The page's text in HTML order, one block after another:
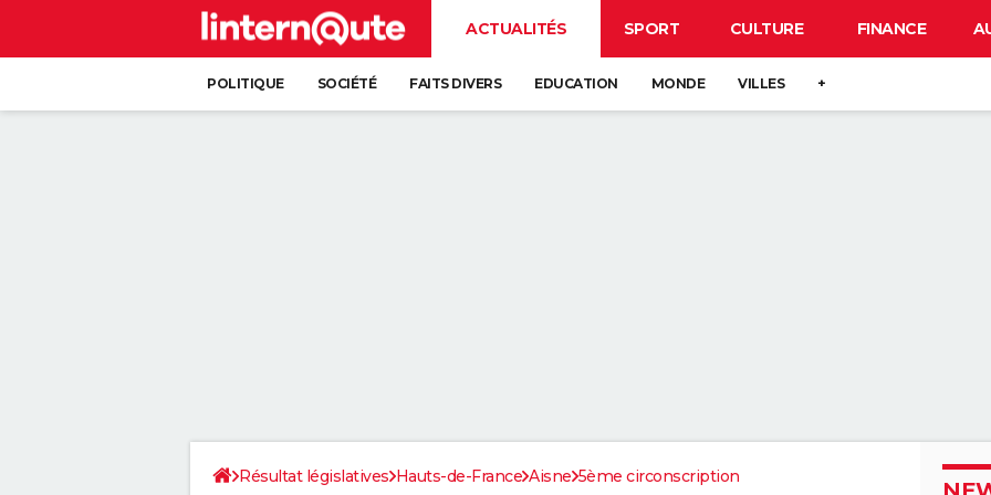
ACTUALITÉS SPORT CULTURE FINANCE
POLITIQUE SOCIÉTÉ FAITS DIVERS EDUCATION MONDE VILLES +
Résultat législatives Hauts-de-France Aisne 5ème circonscription